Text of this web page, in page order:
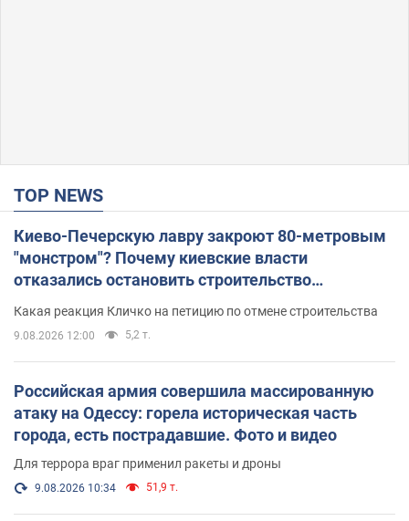
TOP NEWS
Киево-Печерскую лавру закроют 80-метровым
"монстром"? Почему киевские власти
отказались остановить строительство
Какая реакция Кличко на петицию по отмене строительства
9.08.2026 12:00 5,2 т.
Российская армия совершила массированную
атаку на Одессу: горела историческая часть
города, есть пострадавшие. Фото и видео
Для террора враг применил ракеты и дроны
9.08.2026 10:34 51,9 т.